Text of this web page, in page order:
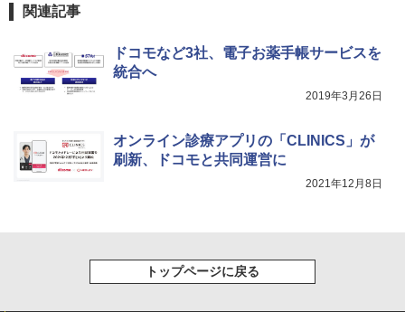
関連記事
ドコモなど3社、電子お薬手帳サービスを
統合へ
2019年3月26日
オンライン診療アプリの「CLINICS」が
刷新、ドコモと共同運営に
2021年12月8日
トップページに戻る